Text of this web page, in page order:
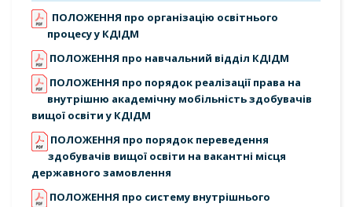
ПОЛОЖЕННЯ про організацію освітнього
процесу у КДІДМ
ПОЛОЖЕННЯ про навчальний відділ КДІДМ
ПОЛОЖЕННЯ про порядок реалізації права на
внутрішню академічну мобільність здобувачів
вищої освіти у КДІДМ
ПОЛОЖЕННЯ про порядок переведення
здобувачів вищої освіти на вакантні місця
державного замовлення
ПОЛОЖЕННЯ про систему внутрішнього